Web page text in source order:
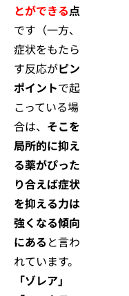
とができる点
です（一方、
症状をもたら
す反応がピン
ポイントで起
こっている場
合は、 そこを
局所的に抑え
る薬がぴった
り合えば症状
を抑える力は
強くなる傾向
にある と言わ
れています。
「ゾレア」